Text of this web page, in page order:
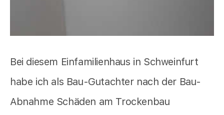
Bei diesem Einfamilienhaus in Schweinfurt
habe ich als Bau-Gutachter nach der Bau-
Abnahme Schäden am Trockenbau